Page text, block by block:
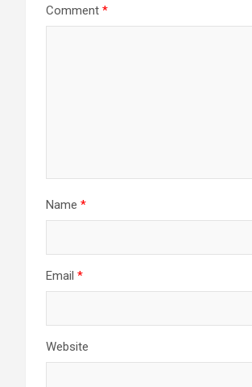
Comment *
Name *
Email *
Website